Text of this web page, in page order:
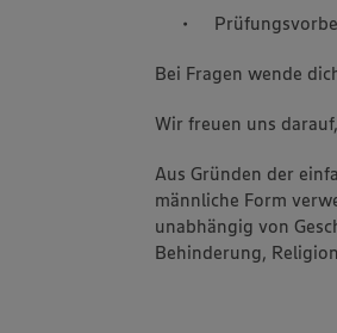
Bei Fragen wende
Wir freuen uns
Aus Gründen der
männliche Form
unabhängig von
Behinderung,